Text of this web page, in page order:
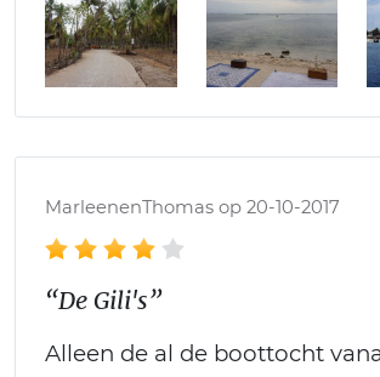
MarleenenThomas op 20-10-2017
“De Gili's”
Alleen de al de boottocht